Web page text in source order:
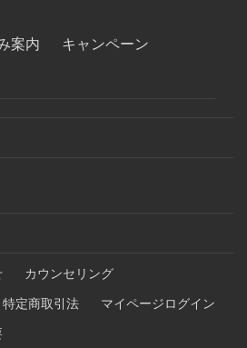
案内
キャンペーン
カウンセリング
特定商取引法
マイページログイン